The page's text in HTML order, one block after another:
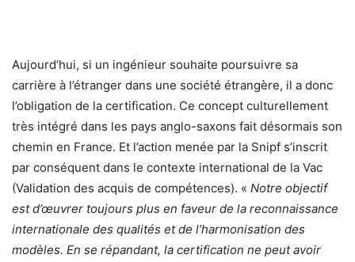
Aujourd’hui, si un ingénieur souhaite poursuivre sa
carrière à l’étranger dans une société étrangère, il a donc
l’obligation de la certification. Ce concept culturellement
très intégré dans les pays anglo-saxons fait désormais son
chemin en France. Et l’action menée par la Snipf s’inscrit
par conséquent dans le contexte international de la Vac
(Validation des acquis de compétences). « Notre objectif
est d’œuvrer toujours plus en faveur de la reconnaissance
internationale des qualités et de l’harmonisation des
modèles. En se répandant, la certification ne peut avoir